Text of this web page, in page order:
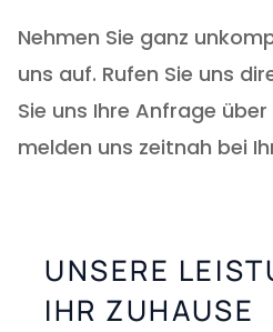
Nehmen Sie ganz
uns auf. Rufen Sie uns
Sie uns Ihre Anfrage
melden uns zeitnah bei
UNSERE
IHR ZUHAUSE